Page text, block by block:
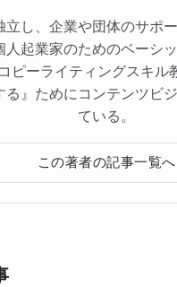
立し、企業や団体のサポ
人起業家のためのベーシ
ピーライティングスキル
る』ためにコンテンツビ
ている。
この著者の記事一覧へ